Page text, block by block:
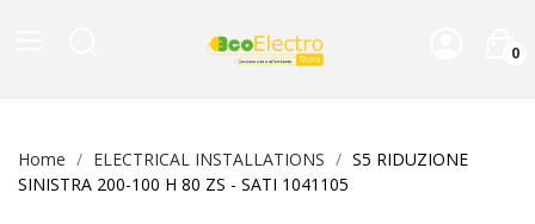
0
Home ELECTRICAL INSTALLATIONS
S5 RIDUZIONE
SINISTRA 200-100 H 80 ZS - SATI 1041105